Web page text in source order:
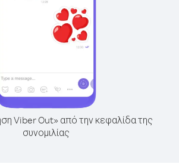
Viber Out» από την κεφαλίδα της
συνομιλίας